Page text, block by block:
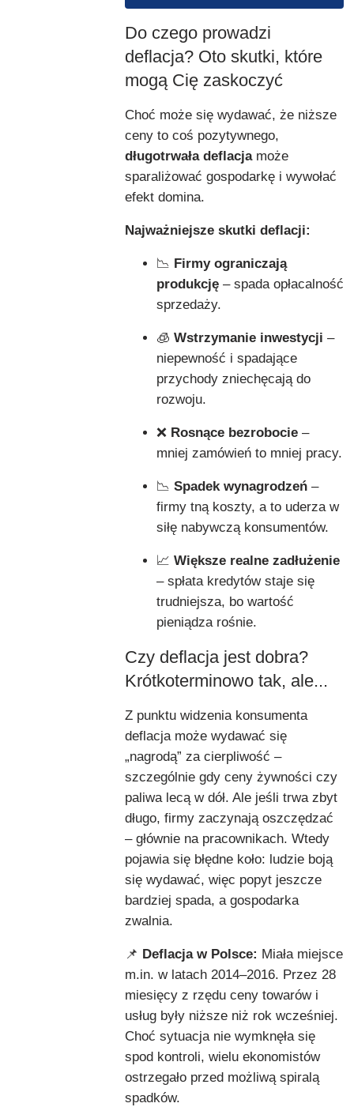
Do czego prowadzi
deflacja? Oto skutki, które
mogą Cię zaskoczyć
Choć może się wydawać, że niższe
ceny to coś pozytywnego,
długotrwała deflacjamoże
sparaliżować gospodarkę i wywołać
efekt domina.
Najważniejsze skutki deflacji:
📉 Firmy ograniczają
produkcję – spada opłacalność
sprzedaży.
🧊 Wstrzymanie inwestycji –
niepewność i spadające
przychody zniechęcają do
rozwoju.
❌ Rosnące bezrobocie –
mniej zamówień to mniej pracy.
📉 Spadek wynagrodzeń –
firmy tną koszty, a to uderza w
siłę nabywczą konsumentów.
📈 Większe realne zadłużenie
– spłata kredytów staje się
trudniejsza, bo wartość
pieniądza rośnie.
Czy deflacja jest dobra?
Krótkoterminowo tak, ale...
Z punktu widzenia konsumenta
deflacja może wydawać się
„nagrodą” za cierpliwość –
szczególnie gdy ceny żywności czy
paliwa lecą w dół. Ale jeśli trwa zbyt
długo, firmy zaczynają oszczędzać
– głównie na pracownikach. Wtedy
pojawia się błędne koło: ludzie boją
się wydawać, więc popyt jeszcze
bardziej spada, a gospodarka
zwalnia.
📌 Deflacja w Polsce: Miała miejsce
m.in. w latach 2014–2016. Przez 28
miesięcy z rzędu ceny towarów i
usług były niższe niż rok wcześniej.
Choć sytuacja nie wymknęła się
spod kontroli, wielu ekonomistów
ostrzegało przed możliwą spiralą
spadków.